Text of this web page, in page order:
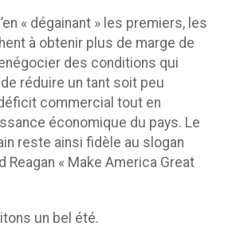
« dégainant » les premiers, les
à obtenir plus de marge de
des conditions qui
réduire un tant soit peu
commercial tout en
économique du pays. Le
reste ainsi fidèle au slogan
Reagan « Make America Great
un bel été.